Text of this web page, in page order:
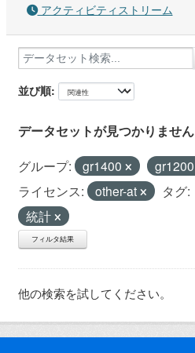
アクティビティストリーム
並び順
データセットが見つかりません
グループ: gr1400
gr1200
ライセンス:
other-at
タグ:
統計
フィルタ結果
他の検索を試してください。